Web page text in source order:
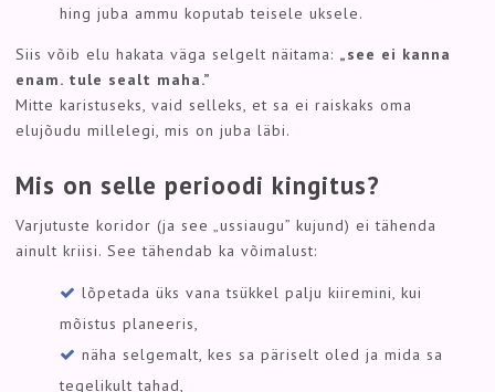
hing juba ammu koputab teisele uksele.
Siis võib elu hakata väga selgelt näitama: „see ei kanna
enam. tule sealt maha.”
Mitte karistuseks, vaid selleks, et sa ei raiskaks oma
elujõudu millelegi, mis on juba läbi.
Mis on selle perioodi kingitus?
Varjutuste koridor (ja see „ussiaugu” kujund) ei tähenda
ainult kriisi. See tähendab ka võimalust:
lõpetada üks vana tsükkel palju kiiremini, kui
mõistus planeeris,
näha selgemalt, kes sa päriselt oled ja mida sa
tegelikult tahad,